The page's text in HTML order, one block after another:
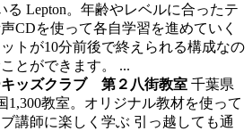
る Lepton。年齢やレベルに合ったテ
CDを使って各自学習を進めていく
トが10分前後で終えられる構成なの
とができます。 ...
ッズクラブ 第２八街教室 千葉県
1,300教室。オリジナル教材を使って
講師に楽しく学ぶ 引っ越しても通